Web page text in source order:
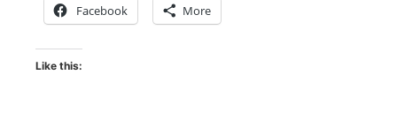
Facebook More
Like this: